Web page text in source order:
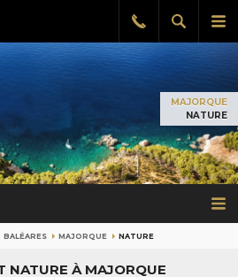
le
Afficher
la
Rappel
gratuit
MAJORQUE
NATURE
BALÉARES MAJORQUE NATURE
NATURE À MAJORQUE